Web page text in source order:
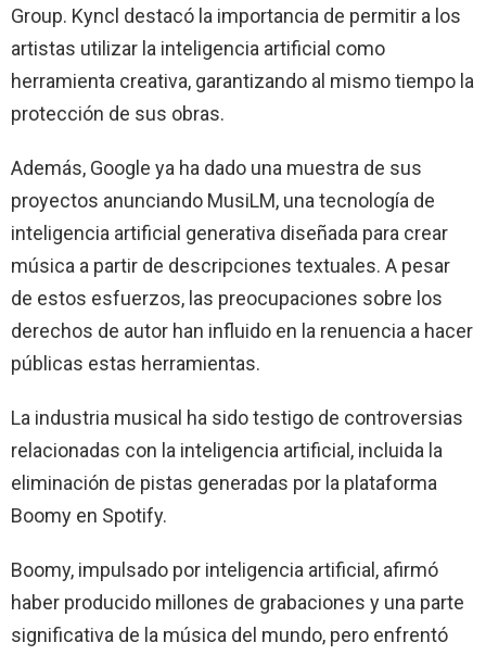
Group. Kyncl destacó la importancia de permitir a los
artistas utilizar la inteligencia artificial como
herramienta creativa, garantizando al mismo tiempo la
protección de sus obras.
Además, Google ya ha dado una muestra de sus
proyectos anunciando MusiLM, una tecnología de
inteligencia artificial generativa diseñada para crear
música a partir de descripciones textuales. A pesar
de estos esfuerzos, las preocupaciones sobre los
derechos de autor han influido en la renuencia a hacer
públicas estas herramientas.
La industria musical ha sido testigo de controversias
relacionadas con la inteligencia artificial, incluida la
eliminación de pistas generadas por la plataforma
Boomy en Spotify.
Boomy, impulsado por inteligencia artificial, afirmó
haber producido millones de grabaciones y una parte
significativa de la música del mundo, pero enfrentó